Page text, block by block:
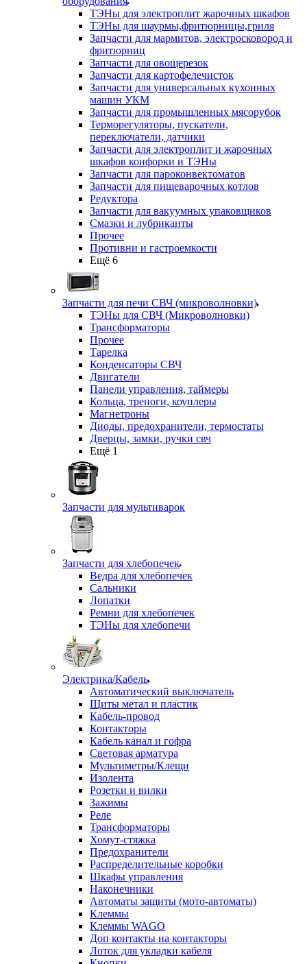
ТЭНы для электроплит жарочных шкафов
ТЭНы для шаурмы,фритюрницы,гриля
Запчасти для мармитов, электросковород и
фритюрниц
Запчасти для овощерезок
Запчасти для картофелечисток
Запчасти для универсальных кухонных
машин УКМ
Запчасти для промышленных мясорубок
Терморегуляторы, пускатели,
переключатели, датчики
Запчасти для электроплит и жарочных
шкафов конфорки и ТЭНы
Запчасти для пароконвектоматов
Запчасти для пищеварочных котлов
Редуктора
Запчасти для вакуумных упаковщиков
Смазки и лубриканты
Прочее
Противни и гастроемкости
Ещё 6
Запчасти для печи СВЧ (микроволновки)
ТЭНы для СВЧ (Микроволновки)
Трансформаторы
Прочее
Тарелка
Конденсаторы СВЧ
Двигатели
Панели управления, таймеры
Кольца, треноги, коуплеры
Магнетроны
Диоды, предохранители, термостаты
Дверцы, замки, ручки свч
Ещё 1
Запчасти для мультиварок
Запчасти для хлебопечек
Ведра для хлебопечек
Сальники
Лопатки
Ремни для хлебопечек
ТЭНы для хлебопечи
Электрика/Кабель
Автоматический выключатель
Щиты метал и пластик
Кабель-провод
Контакторы
Кабель канал и гофра
Световая арматура
Мультиметры/Клещи
Изолента
Розетки и вилки
Зажимы
Реле
Трансформаторы
Хомут-стяжка
Предохранители
Распределительные коробки
Шкафы управления
Наконечники
Автоматы защиты (мото-автоматы)
Клеммы
Клеммы WAGO
Доп контакты на контакторы
Лоток для укладки кабеля